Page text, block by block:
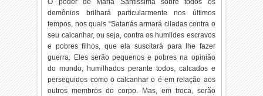
O poder de Maria Santíssima sobre todos os
demônios brilhará particularmente nos últimos
tempos, nos quais “Satanás armará ciladas contra o
seu calcanhar, ou seja, contra os humildes escravos
e pobres filhos, que ela suscitará para lhe fazer
guerra. Eles serão pequenos e pobres na opinião
do mundo, humilhados perante todos, calcados e
perseguidos como o calcanhar o é em relação aos
outros membros do corpo. Mas, em troca, serão